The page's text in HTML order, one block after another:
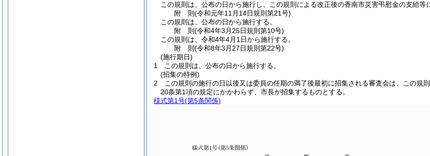
この規則は、公布の日から施行し、この規則による改正後の香南市災害弔慰金の支給
附 則(令和元年11月14日規則第21号)
この規則は、公布の日から施行する。
附 則(令和4年3月25日規則第10号)
この規則は、令和4年4月1日から施行する。
附 則(令和8年3月27日規則第22号)
(施行期日)
1
この規則は、公布の日から施行する。
(招集の特例)
2
この規則の施行の日以後又は委員の任期の満了後最初に招集される審査会は、この規
20条第1項の規定にかかわらず、市長が招集するものとする。
様式第1号(第5条関係)